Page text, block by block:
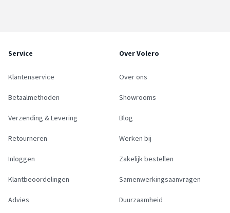
Service
Klantenservice
Betaalmethoden
Verzending & Levering
Retourneren
Inloggen
Klantbeoordelingen
Advies
Over Volero
Over ons
Showrooms
Blog
Werken bij
Zakelijk bestellen
Samenwerkingsaanvragen
Duurzaamheid